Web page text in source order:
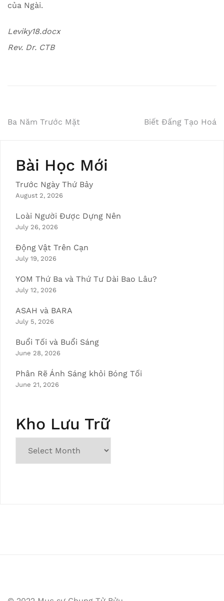
của Ngài.
Leviky18.docx
Rev. Dr. CTB
Post
Ba Năm Trước Mặt Biết Đấng Tạo Hoá
Bài Học Mới
Trước Ngày Thứ Bảy
August 2, 2026
Loài Người Được Dựng Nên
July 26, 2026
Động Vật Trên Cạn
July 19, 2026
YOM Thứ Ba và Thứ Tư Dài Bao Lâu?
July 12, 2026
ASAH và BARA
July 5, 2026
Buổi Tối và Buổi Sáng
June 28, 2026
Phân Rẽ Ánh Sáng khỏi Bóng Tối
June 21, 2026
Kho Lưu Trữ